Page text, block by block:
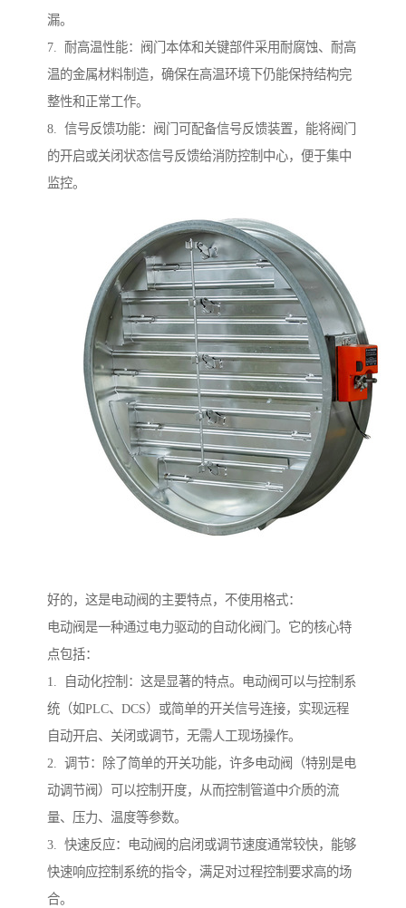
漏。
7. 耐高温性能：阀门本体和关键部件采用耐腐蚀、耐高
温的金属材料制造，确保在高温环境下仍能保持结构完
整性和正常工作。
8. 信号反馈功能：阀门可配备信号反馈装置，能将阀门
的开启或关闭状态信号反馈给消防控制中心，便于集中
监控。
好的，这是电动阀的主要特点，不使用格式：
电动阀是一种通过电力驱动的自动化阀门。它的核心特
点包括：
1. 自动化控制：这是显著的特点。电动阀可以与控制系
统（如PLC、DCS）或简单的开关信号连接，实现远程
自动开启、关闭或调节，无需人工现场操作。
2. 调节：除了简单的开关功能，许多电动阀（特别是电
动调节阀）可以控制开度，从而控制管道中介质的流
量、压力、温度等参数。
3. 快速反应：电动阀的启闭或调节速度通常较快，能够
快速响应控制系统的指令，满足对过程控制要求高的场
合。